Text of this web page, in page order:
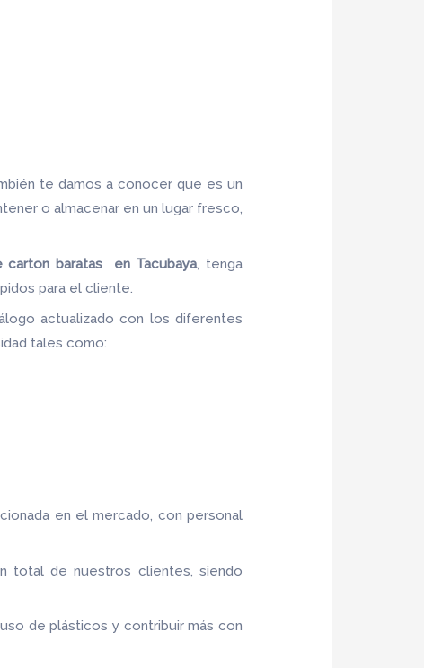
te damos a conocer que es un
o almacenar en un lugar fresco,
carton baratas en Tacubaya, tenga
para el cliente.
actualizado con los diferentes
tales como:
en el mercado, con personal
total de nuestros clientes, siendo
de plásticos y contribuir más con